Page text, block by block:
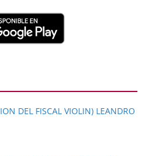
DEL FISCAL VIOLIN) LEANDRO